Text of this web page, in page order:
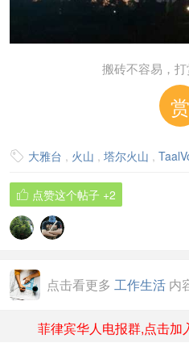
搬砖不容易，
赏
 大雅台 , 火山 , 塔尔火山 ,
 点赞这个帖子 +2
点击看更多 工作生活 内
菲律宾华人电报群,点击加